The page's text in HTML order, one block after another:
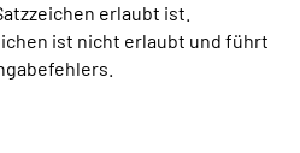
erlaubt ist.
ist nicht erlaubt und führt